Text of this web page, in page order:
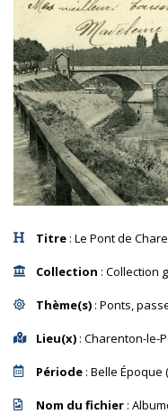
Titre : Le Pont de
Collection : Collection
Thème(s) : Ponts,
Lieu(x) : Charenton-le-
Période : Belle Époque
Nom du fichier :